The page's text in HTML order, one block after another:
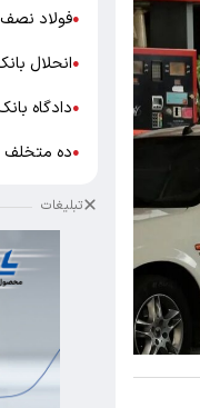
●فولاد نصف
●انحلال
●دادگاه
●ده متخلف
تبلیغات